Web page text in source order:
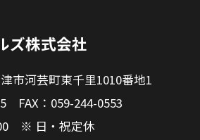
ズ株式会社
市河芸町東千里1010番地1
FAX：059-244-0553
※ 日・祝定休